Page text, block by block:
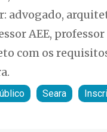
advogado,
AEE,
com os
Seara